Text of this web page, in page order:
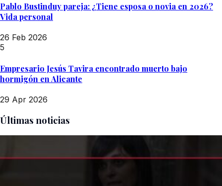
Pablo Bustinduy pareja: ¿Tiene esposa o novia en 2026?
Vida personal
26 Feb 2026
5
Empresario Jesús Tavira encontrado muerto bajo
hormigón en Alicante
29 Apr 2026
Últimas noticias